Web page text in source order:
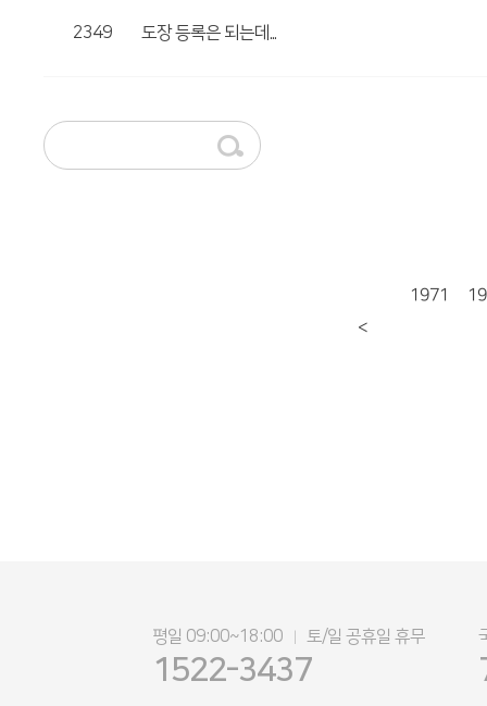
2349 도장 등록은 되는데...
<
1971
평일 09:00~18:00 토/일 공휴일 휴무
1522-3437